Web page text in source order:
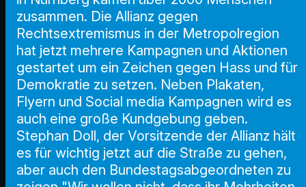
zusammen. Die Allianz gegen
Rechtsextremismus in der Metropolregion
hat jetzt mehrere Kampagnen und Aktionen
gestartet um ein Zeichen gegen Hass und für
Demokratie zu setzen. Neben Plakaten,
Flyern und Social media Kampagnen wird es
auch eine große Kundgebung geben.
Stephan Doll, der Vorsitzende der Allianz hält
es für wichtig jetzt auf die Straße zu gehen,
aber auch den Bundestagsabgeordneten zu